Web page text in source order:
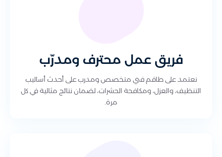
فريق عمل محترف ومدرّب
نعتمد على طاقم فني متخصص ومدرب على أحدث أساليب
التنظيف، والعزل، ومكافحة الحشرات، لضمان نتائج مثالية في كل
مرة.